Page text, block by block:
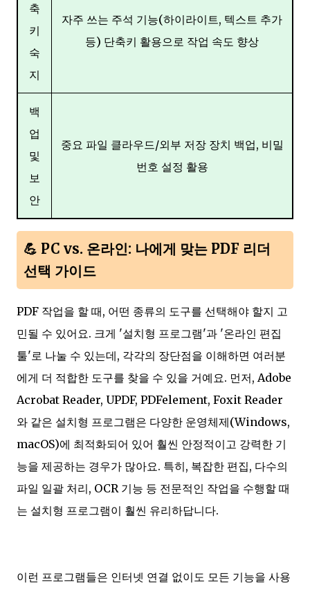
축
키
숙
지
자주 쓰는 주석 기능(하이라이트, 텍스트 추가
등) 단축키 활용으로 작업 속도 향상
백
업
및
보
안
중요 파일 클라우드/외부 저장 장치 백업, 비밀
번호 설정 활용
💪 PC vs. 온라인: 나에게 맞는 PDF 리더
선택 가이드
PDF 작업을 할 때, 어떤 종류의 도구를 선택해야 할지 고
민될 수 있어요. 크게 '설치형 프로그램'과 '온라인 편집
툴'로 나눌 수 있는데, 각각의 장단점을 이해하면 여러분
에게 더 적합한 도구를 찾을 수 있을 거예요. 먼저, Adobe
Acrobat Reader, UPDF, PDFelement, Foxit Reader
와 같은 설치형 프로그램은 다양한 운영체제(Windows,
macOS)에 최적화되어 있어 훨씬 안정적이고 강력한 기
능을 제공하는 경우가 많아요. 특히, 복잡한 편집, 다수의
파일 일괄 처리, OCR 기능 등 전문적인 작업을 수행할 때
는 설치형 프로그램이 훨씬 유리하답니다.
이런 프로그램들은 인터넷 연결 없이도 모든 기능을 사용